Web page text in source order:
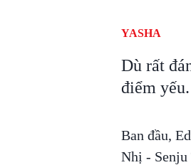
YASHA
Dù rất
điểm yếu.
Ban đầu,
Nhị - Senju